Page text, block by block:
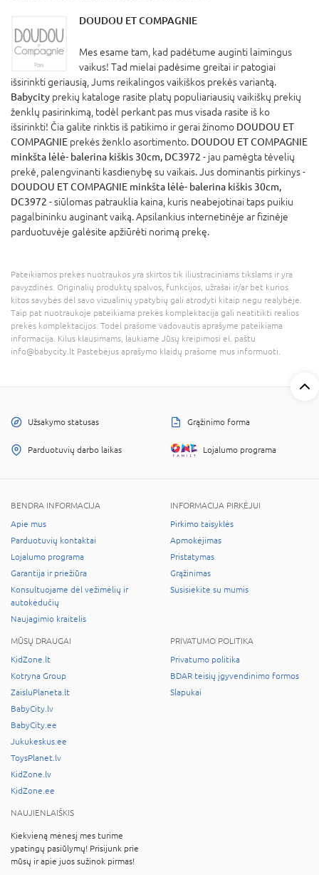
DOUDOU ET COMPAGNIE
Mes esame tam, kad padėtume auginti laimingus
vaikus! Tad mielai padėsime greitai ir patogiai
išsirinkti geriausią, Jums reikalingos vaikiškos prekės variantą.
Babycity prekių kataloge rasite platų populiariausių vaikiškų prekių
ženklų pasirinkimą, todėl perkant pas mus visada rasite iš ko
išsirinkti! Čia galite rinktis iš patikimo ir gerai žinomo DOUDOU ET
COMPAGNIE prekės ženklo asortimento. DOUDOU ET COMPAGNIE
minkšta lėlė- balerina kiškis 30cm, DC3972 - jau pamėgta tėvelių
prekė, palengvinanti kasdienybę su vaikais. Jus dominantis pirkinys -
DOUDOU ET COMPAGNIE minkšta lėlė- balerina kiškis 30cm,
DC3972 - siūlomas patrauklia kaina, kuris neabejotinai taps puikiu
pagalbininku auginant vaiką. Apsilankius internetinėje ar fizinėje
parduotuvėje galėsite apžiūrėti norimą prekę.
Pateikiamos prekės nuotraukos yra skirtos tik iliustraciniams tikslams ir yra
pavyzdinės. Originalių produktų spalvos, funkcijos, užrašai ir/ar bet kurios
kitos savybės dėl savo vizualinių ypatybių gali atrodyti kitaip negu realybėje.
Taip pat nuotraukoje pateikiama prekės komplektacija gali neatitikti realios
prekės komplektacijos. Todėl prašome vadovautis aprašyme pateikiama
informacija. Kilus klausimams, laukiame Jūsų kreipimosi el. paštu
info@babycity.lt Pastebėjus aprašymo klaidų prašome mus informuoti.
Užsakymo statusas Grąžinimo forma
Parduotuvių darbo laikas Lojalumo programa
BENDRA INFORMACIJA
Apie mus
Parduotuvių kontaktai
Lojalumo programa
Garantija ir priežiūra
Konsultuojame dėl vežimėlių ir
autokėdučių
Naujagimio kraitelis
INFORMACIJA PIRKĖJUI
Pirkimo taisyklės
Apmokėjimas
Pristatymas
Grąžinimas
Susisiekite su mumis
MŪSŲ DRAUGAI
KidZone.lt
Kotryna Group
ZaisluPlaneta.lt
BabyCity.lv
BabyCity.ee
Jukukeskus.ee
ToysPlanet.lv
KidZone.lv
KidZone.ee
PRIVATUMO POLITIKA
Privatumo politika
BDAR teisių įgyvendinimo formos
Slapukai
NAUJIENLAIŠKIS
Kiekvieną mėnesį mes turime
ypatingų pasiūlymų! Prisijunk prie
mūsų ir apie juos sužinok pirmas!